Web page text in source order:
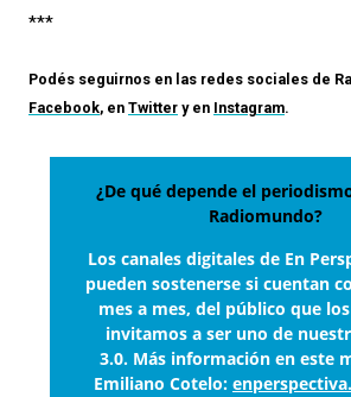
***
Podés seguirnos en las redes sociales de
Facebook, en Twitter y en Instagram.
¿De qué depende el
Radiomundo?
Los canales digitales de En
pueden sostenerse si cuentan
mes a mes, del público que
invitamos a ser uno de
3.0. Más información en este
Emiliano Cotelo: